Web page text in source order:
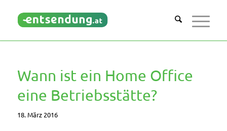
Wann ist ein Home Office
eine Betriebsstätte?
18. März 2016